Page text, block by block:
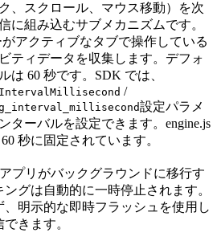
、スクロール、マウス移動）を次
に組み込むサブメカニズムです。
アクティブなタブで操作している
ティデータを収集します。デフォ
は 60 秒です。SDK では、
/
設定パラメ
ターバルを設定できます。engine.js
秒に固定されています。
プリがバックグラウンドに移行す
グは自動的に一時停止されます。
明示的な即時フラッシュを使用し
きます。